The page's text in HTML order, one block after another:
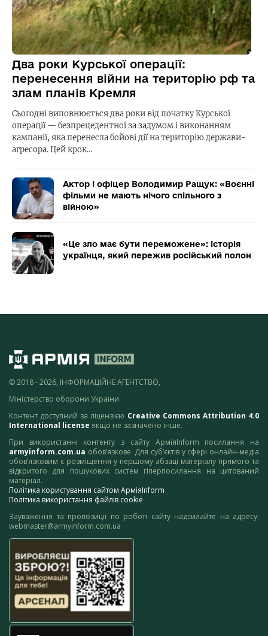
Два роки Курської операції:
перенесення війни на територію рф та
злам планів Кремля
Сьогодні виповнюється два роки від початку Курської
операції — безпрецедентної за задумом і виконанням
кампанії, яка перенесла бойові дії на територію держави-
агресора. Цей крок…
Актор і офіцер Володимир Ращук: «Воєнні
фільми не мають нічого спільного з
війною»
«Це зло має бути переможене»: історія
українця, який пережив російський полон
© 2018 - 2026, ІНФОРМАЦІЙНЕ АГЕНТСТВО,
Міністерство оборони України
Контент доступний за ліцензією Creative Commons Attribution 4.0
International license якщо не зазначено інше.
При використанні контенту з сайту АрміяInform посилання на
armyinform.com.ua обов’язкове. Для суб’єктів у сфері онлайн-медіа
обов’язковим є розміщення у першому абзаці матеріалу прямого та
відкритого для пошукових систем гіперпосилання на цитований
матеріал.
Політика користування сайтом АрміяInform
Політика використання файлів cookie
Зауваження та пропозиції по роботі сайту надсилайте на адресу:
webmaster@armyinform.com.ua